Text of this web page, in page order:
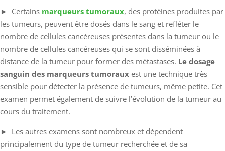
​​​​​​► Certains marqueurs tumoraux, des protéines produites par
les tumeurs, peuvent être dosés dans le sang et refléter le
nombre de cellules cancéreuses présentes dans la tumeur ou le
nombre de cellules cancéreuses qui se sont disséminées à
distance de la tumeur pour former des métastases. Le dosage
sanguin des marqueurs tumoraux est une technique très
sensible pour détecter la présence de tumeurs, même petite. Cet
examen permet également de suivre l’évolution de la tumeur au
cours du traitement.
► Les autres examens sont nombreux et dépendent
principalement du type de tumeur recherchée et de sa